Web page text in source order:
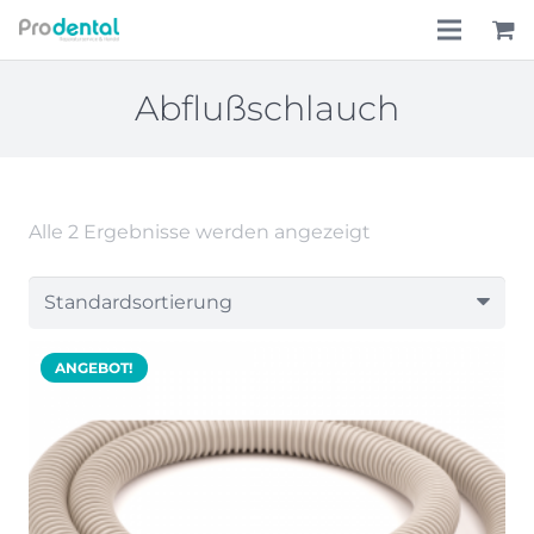
Aktionen
Abflußschlauch
Alle 2 Ergebnisse werden angezeigt
ANGEBOT!